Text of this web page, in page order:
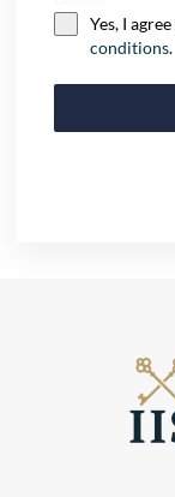
Yes, I
conditions.